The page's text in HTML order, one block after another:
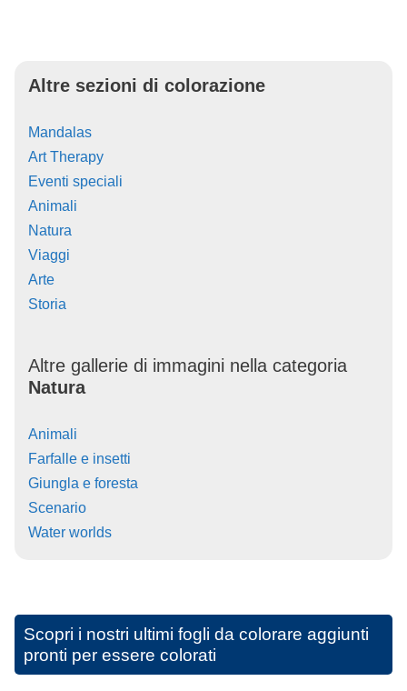
Altre sezioni di colorazione
Mandalas
Art Therapy
Eventi speciali
Animali
Natura
Viaggi
Arte
Storia
Altre gallerie di immagini nella categoria
Natura
Animali
Farfalle e insetti
Giungla e foresta
Scenario
Water worlds
Scopri i nostri ultimi fogli da colorare aggiunti
pronti per essere colorati